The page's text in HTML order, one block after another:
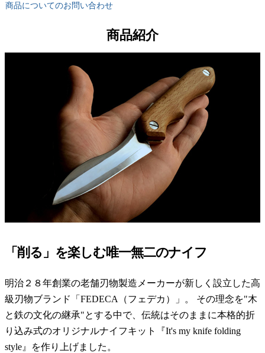
商品についてのお問い合わせ
商品紹介
「削る」を楽しむ唯一無二のナイフ
明治２８年創業の老舗刃物製造メーカーが新しく設立した高
級刃物ブランド「FEDECA（フェデカ）」。 その理念を"木
と鉄の文化の継承"とする中で、伝統はそのままに本格的折
り込み式のオリジナルナイフキット『It's my knife folding
style』を作り上げました。